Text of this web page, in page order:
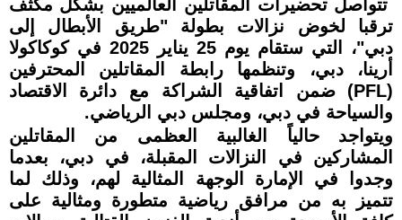
تتواصل تحضيرات المقاتلين العالميين بشكل مكثف
ترقبا لخوض نزالات بطولة "طريق الأبطال إلى
دبي"، التي ستقام يوم 25 يناير 2025 في كوكاكولا
أرينا، دبي، وتنظمها رابطة المقاتلين المحترفين
(PFL) ضمن اتفاقية الشراكة مع دائرة الاقتصاد
والسياحة في دبي، ومجلس دبي الرياضي.
ويتواجد حالياً الغالبية العظمى من المقاتلين
المشاركين في النزالات المقبلة، في دبي، بعدما
وجدوا في الإمارة الوجهة المثالية لهم، وذلك لما
تتميز به من مرافق رياضية متطورة ومثالية على